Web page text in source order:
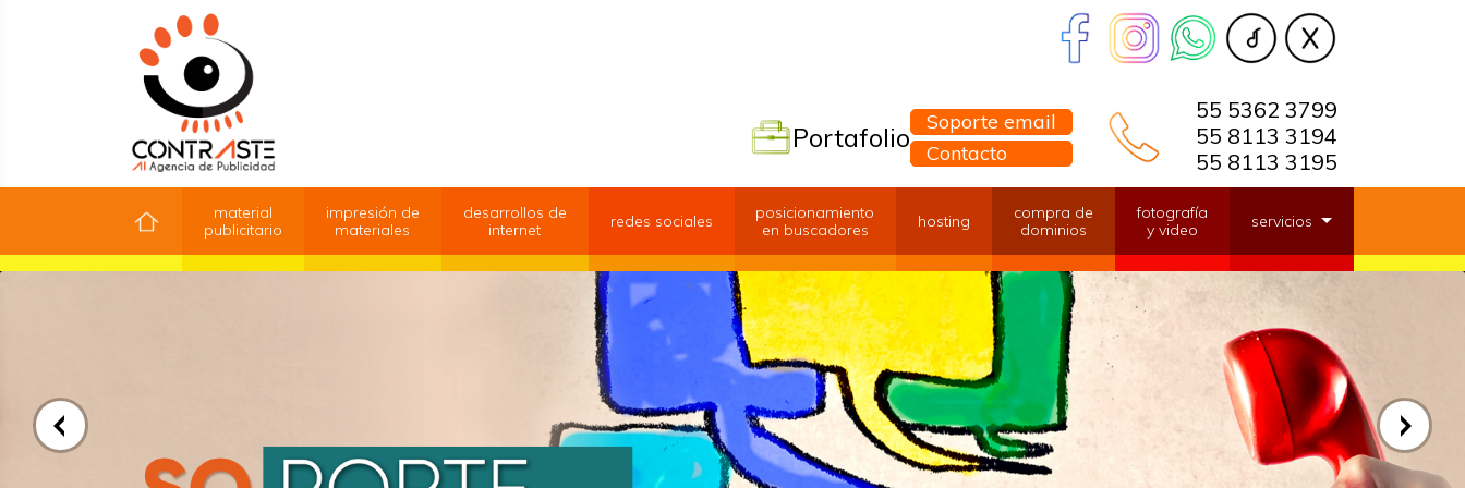
Portafolio
Soporte email
Contacto
55 5362 3799
55 8113 3194
55 8113 3195
material
publicitario
impresión de
materiales
desarrollos de
internet
redes sociales
posicionamiento
en buscadores
hosting
compra de
dominios
fotografía
y video
servicios